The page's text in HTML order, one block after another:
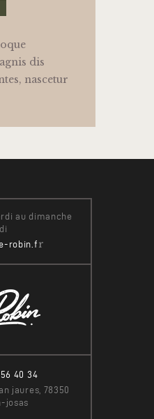
dis
nascetur
au dimanche
robin.fr
40 34
jaures, 78350
josas